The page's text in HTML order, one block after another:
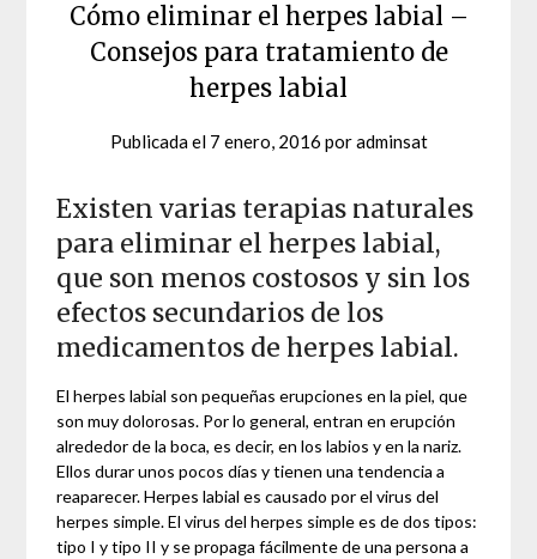
Cómo eliminar el herpes labial –
Consejos para tratamiento de
herpes labial
Publicada el 7 enero, 2016 poradminsat
Existen varias terapias naturales
para eliminar el herpes labial,
que son menos costosos y sin los
efectos secundarios de los
medicamentos de herpes labial.
El herpes labial son pequeñas erupciones en la piel, que
son muy dolorosas. Por lo general, entran en erupción
alrededor de la boca, es decir, en los labios y en la nariz.
Ellos durar unos pocos días y tienen una tendencia a
reaparecer. Herpes labial es causado por el virus del
herpes simple. El virus del herpes simple es de dos tipos:
tipo I y tipo II y se propaga fácilmente de una persona a